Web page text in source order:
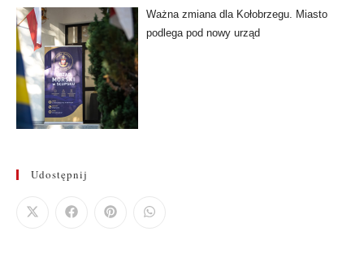
Ważna zmiana dla Kołobrzegu. Miasto
podlega pod nowy urząd
Udostępnij